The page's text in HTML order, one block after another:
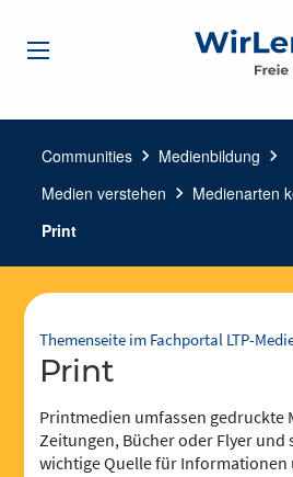
Communities chevron_right Medienbildung chevron_right
Medien verstehen chevron_right Medienarten
Print
Themenseite im Fachportal LTP-
Print
Printmedien umfassen gedruckte
Zeitungen, Bücher oder Flyer
wichtige Quelle für Informationen